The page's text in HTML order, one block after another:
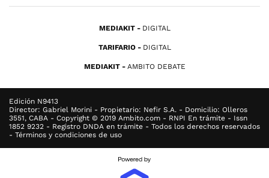
MEDIAKIT DIGITAL
TARIFARIO DIGITAL
MEDIAKIT AMBITO DEBATE
Edición N9413
Director: Gabriel Morini - Propietario: Nefir S.A. - Domicilio: Olleros
3551, CABA - Copyright © 2019 Ambito.com - RNPI En trámite - Issn
1852 9232 - Registro DNDA en trámite - Todos los derechos reservados
- Términos y condiciones de uso